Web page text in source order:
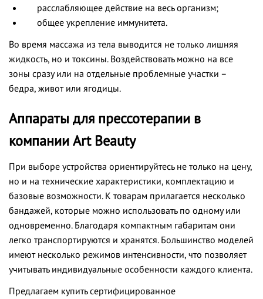
расслабляющее действие на весь организм;
общее укрепление иммунитета.
Во время массажа из тела выводится не только лишняя
жидкость, но и токсины. Воздействовать можно на все
зоны сразу или на отдельные проблемные участки –
бедра, живот или ягодицы.
Аппараты для прессотерапии в
компании Art Beauty
При выборе устройства ориентируйтесь не только на цену,
но и на технические характеристики, комплектацию и
базовые возможности. К товарам прилагается несколько
бандажей, которые можно использовать по одному или
одновременно. Благодаря компактным габаритам они
легко транспортируются и хранятся. Большинство моделей
имеют несколько режимов интенсивности, что позволяет
учитывать индивидуальные особенности каждого клиента.
Предлагаем купить сертифицированное